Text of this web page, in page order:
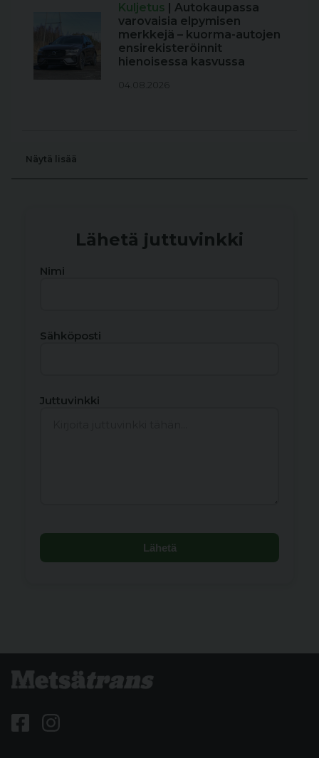
Kuljetus
| Autokaupassa
varovaisia elpymisen
merkkejä – kuorma-autojen
ensirekisteröinnit
hienoisessa kasvussa
04.08.2026
Näytä lisää
Lähetä juttuvinkki
Nimi
Sähköposti
Juttuvinkki
Lähetä